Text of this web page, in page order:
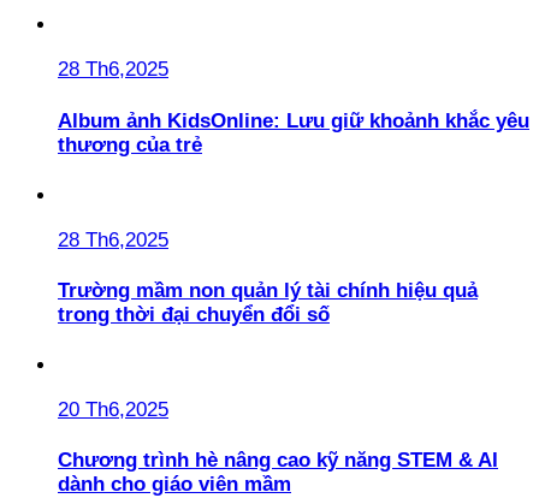
28 Th6,2025
Album ảnh KidsOnline: Lưu giữ khoảnh khắc yêu
thương của trẻ
28 Th6,2025
Trường mầm non quản lý tài chính hiệu quả
trong thời đại chuyển đổi số
20 Th6,2025
Chương trình hè nâng cao kỹ năng STEM & AI
dành cho giáo viên mầm